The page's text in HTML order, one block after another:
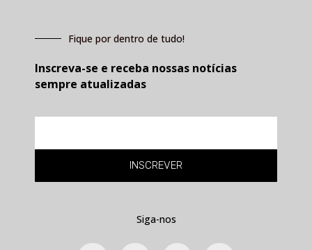
Fique por dentro de tudo!
Inscreva-se e receba nossas notícias
sempre atualizadas
INSCREVER
Siga-nos